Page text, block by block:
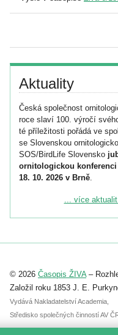
Aktuality
Česká společnost
roce slaví 100. výročí
té příležitosti pořádá ve
se Slovenskou
SOS/BirdLife Slovensko
ornitologickou konferenci
18. 10. 2026 v Brně.
Podrobnější informace ke
Registrovat se můžete do
abstraktu přihlášené
posteru je už 30. června.
... více
© 2026 Časopis ŽIVA–
Založil roku 1853 J. E.
Vydává Nakladatelství Academia,
Středisko společných činností AV